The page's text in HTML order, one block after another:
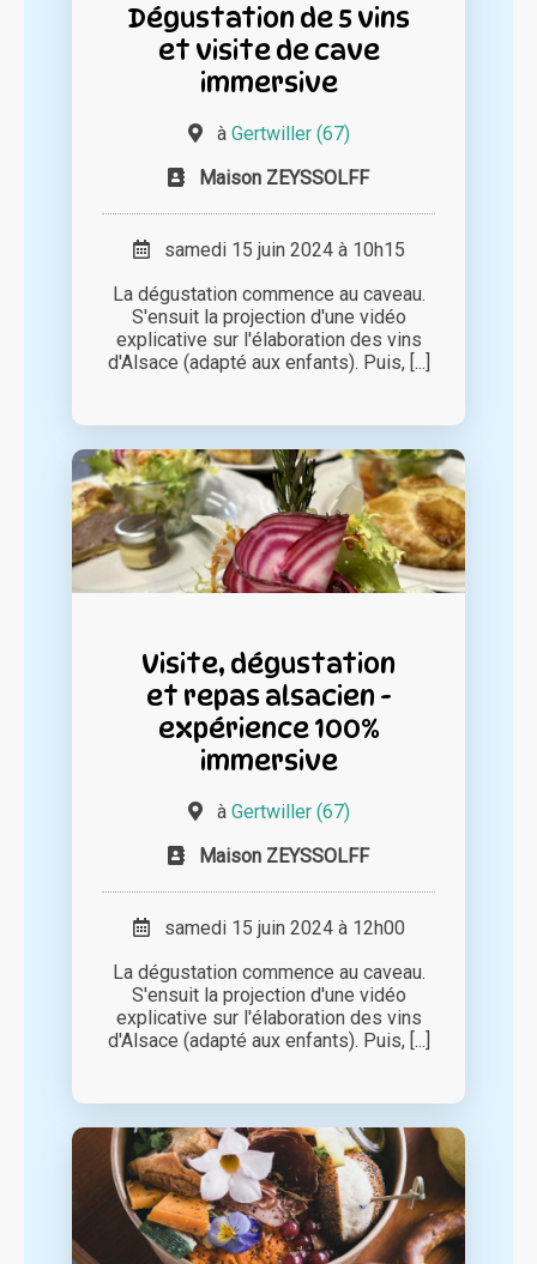
Dégustation de 5 vins
et visite de cave
immersive
à Gertwiller (67)
Maison ZEYSSOLFF
samedi 15 juin 2024 à 10h15
La dégustation commence au caveau.
S'ensuit la projection d'une vidéo
explicative sur l'élaboration des vins
d'Alsace (adapté aux enfants). Puis, [...]
Visite, dégustation
et repas alsacien -
expérience 100%
immersive
à Gertwiller (67)
Maison ZEYSSOLFF
samedi 15 juin 2024 à 12h00
La dégustation commence au caveau.
S'ensuit la projection d'une vidéo
explicative sur l'élaboration des vins
d'Alsace (adapté aux enfants). Puis, [...]